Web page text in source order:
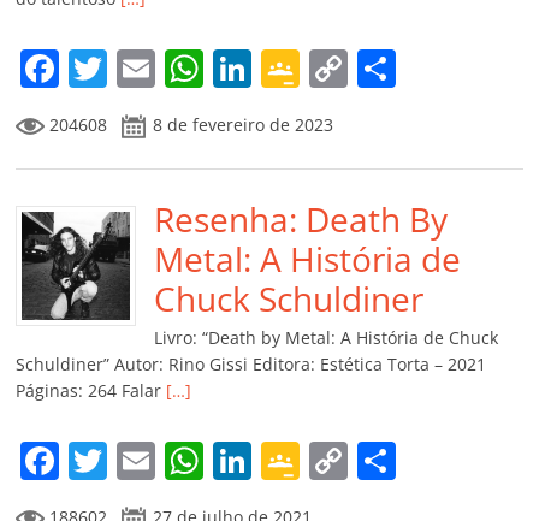
F
a
c
e
b
o
o
k
T
w
itt
er
E
m
ai
l
W
at
s
A
p
p
Li
k
e
dI
n
G
o
o
gl
e
Cl
a
ss
ro
m
C
y
Li
n
k
p
ar
til
h
ar
204608 8 de fevereiro de 2023
Resenha: Death By
Metal: A História de
Chuck Schuldiner
Livro: “Death by Metal: A História de Chuck
Schuldiner” Autor: Rino Gissi Editora: Estética Torta – 2021
Páginas: 264 Falar […]
F
a
T
w
E
m
W
h
Li
n
G
o
C